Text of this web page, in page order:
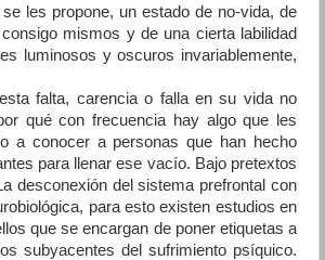
les propone, un estado de no-vida, de
mismos y de una cierta labilidad
luminosos y oscuros invariablemente,
falta, carencia o falla en su vida no
qué con frecuencia hay algo que les
a conocer a personas que han hecho
para llenar ese vacío. Bajo pretextos
desconexión del sistema prefrontal con
para esto existen estudios en
que se encargan de poner etiquetas a
subyacentes del sufrimiento psíquico.